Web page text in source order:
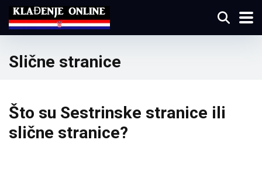
Slične stranice
Što su Sestrinske stranice ili
slične stranice?